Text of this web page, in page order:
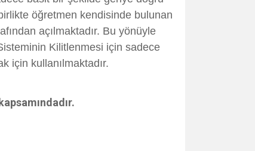
öğretmen kendisinde bulunan
açılmaktadır. Bu yönüyle
Kilitlenmesi için sadece
için kullanılmaktadır.